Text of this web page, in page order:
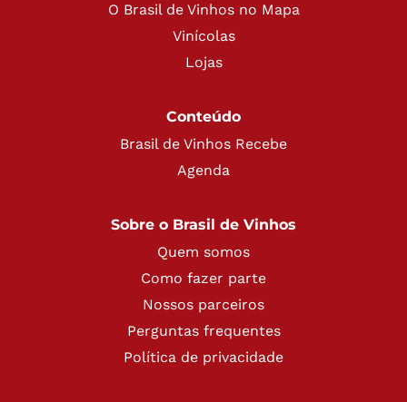
O Brasil de Vinhos no Mapa
Vinícolas
Lojas
Conteúdo
Brasil de Vinhos Recebe
Agenda
Sobre o Brasil de Vinhos
Quem somos
Como fazer parte
Nossos parceiros
Perguntas frequentes
Política de privacidade